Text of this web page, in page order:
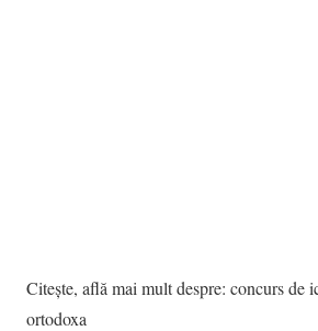
Citește, află mai mult despre: concurs de
ortodoxa